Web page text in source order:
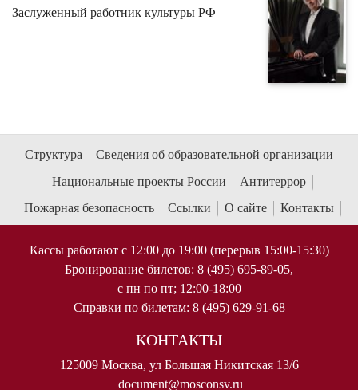
Заслуженный работник культуры РФ
Структура
Сведения об образовательной организации
Национальные проекты России
Антитеррор
Пожарная безопасность
Ссылки О сайте Контакты
Кассы работают с 12:00 до 19:00 (перерыв 15:00-15:30)
Бронирование билетов: 8 (495) 695-89-05,
с пн по пт; 12:00-18:00
Справки по билетам: 8 (495) 629-91-68
КОНТАКТЫ
125009 Москва, ул Большая Никитская 13/6
document@mosconsv.ru